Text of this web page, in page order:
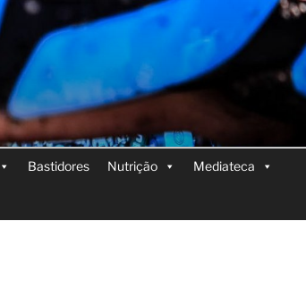
Bastidores Nutrição Mediateca